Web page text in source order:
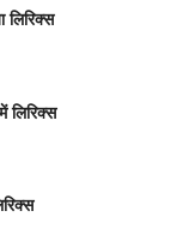
लिरिक्स
लिरिक्स